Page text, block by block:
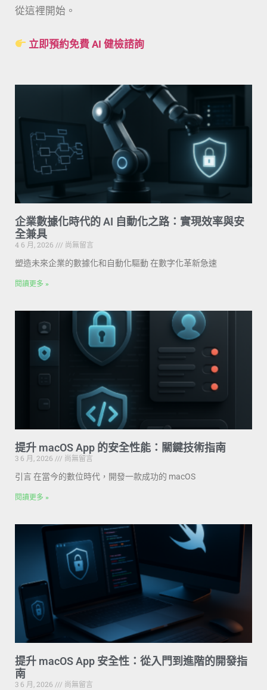
從這裡開始。
立即預約免費 AI 健檢諮詢
企業數據化時代的 AI 自動化之路：實現效率與安
全兼具
4 6 月, 2026
尚無留言
塑造未來企業的數據化和自動化驅動 在數字化革新急速
閱讀更多 »
提升 macOS App 的安全性能：關鍵技術指南
3 6 月, 2026
尚無留言
引言 在當今的數位時代，開發一款成功的 macOS
閱讀更多 »
提升 macOS App 安全性：從入門到進階的開發指
南
3 6 月, 2026
尚無留言